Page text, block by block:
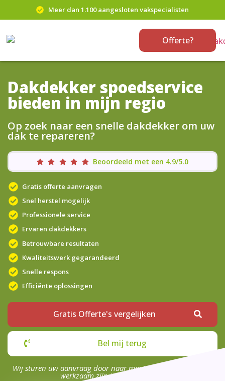
Meer dan 1.100 aangesloten vakspecialisten
Offerte?
Dakdekker spoedservice
bieden in mijn regio
Op zoek naar een snelle dakdekker om uw
dak te repareren?
Beoordeeld met een 4.9/5.0
Gratis offerte aanvragen
Snel herstel mogelijk
Professionele service
Ervaren dakdekkers
Betrouwbare resultaten
Kwaliteitswerk gegarandeerd
Snelle respons
Efficiënte oplossingen
Gratis Offerte's vergelijken
Bel mij terug
Wij sturen uw aanvraag door naar maximaal 4 bedrijven die
werkzaam zijn in uw omgeving.